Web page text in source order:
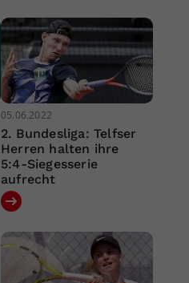
05.06.2022
2. Bundesliga: Telfser
Herren halten ihre
5:4-Siegesserie
aufrecht